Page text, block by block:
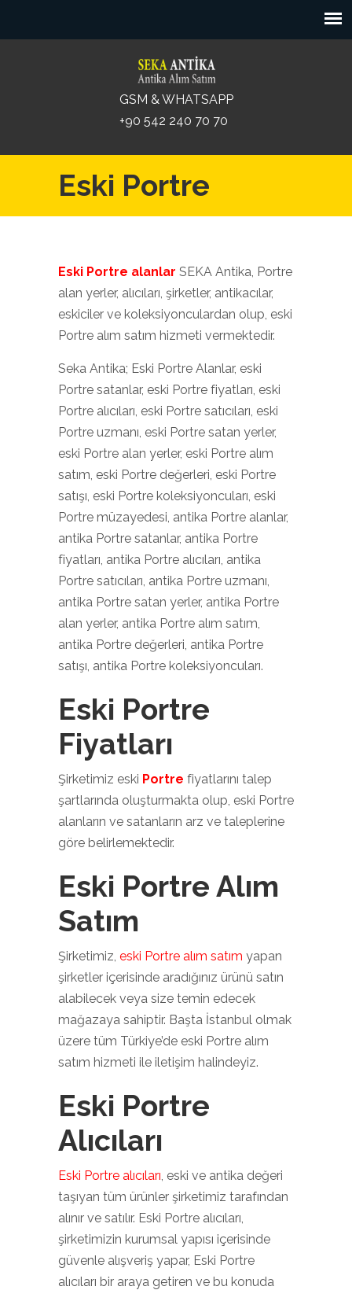
GSM & WHATSAPP
+90 542 240 70 70
Eski Portre
Eski Portre alanlar SEKA Antika, Portre
alan yerler, alıcıları, şirketler, antikacılar,
eskiciler ve koleksiyonculardan olup, eski
Portre alım satım hizmeti vermektedir.
Seka Antika; Eski Portre Alanlar, eski
Portre satanlar, eski Portre fiyatları, eski
Portre alıcıları, eski Portre satıcıları, eski
Portre uzmanı, eski Portre satan yerler,
eski Portre alan yerler, eski Portre alım
satım, eski Portre değerleri, eski Portre
satışı, eski Portre koleksiyoncuları, eski
Portre müzayedesi, antika Portre alanlar,
antika Portre satanlar, antika Portre
fiyatları, antika Portre alıcıları, antika
Portre satıcıları, antika Portre uzmanı,
antika Portre satan yerler, antika Portre
alan yerler, antika Portre alım satım,
antika Portre değerleri, antika Portre
satışı, antika Portre koleksiyoncuları.
Eski Portre
Fiyatları
Şirketimiz eski Portre fiyatlarını talep
şartlarında oluşturmakta olup, eski Portre
alanların ve satanların arz ve taleplerine
göre belirlemektedir.
Eski Portre Alım
Satım
Şirketimiz, eski Portre alım satım yapan
şirketler içerisinde aradığınız ürünü satın
alabilecek veya size temin edecek
mağazaya sahiptir. Başta İstanbul olmak
üzere tüm Türkiye’de eski Portre alım
satım hizmeti ile iletişim halindeyiz.
Eski Portre
Alıcıları
Eski Portre alıcıları, eski ve antika değeri
taşıyan tüm ürünler şirketimiz tarafından
alınır ve satılır. Eski Portre alıcıları,
şirketimizin kurumsal yapısı içerisinde
güvenle alışveriş yapar, Eski Portre
alıcıları bir araya getiren ve bu konuda